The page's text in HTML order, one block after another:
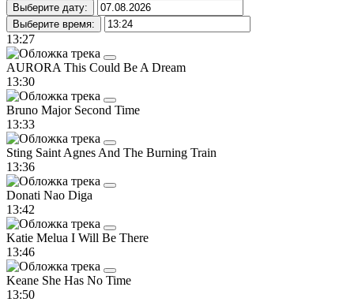
Выберите дату:
Выберите время:
13:27
AURORA This Could Be A Dream
13:30
Bruno Major Second Time
13:33
Sting Saint Agnes And The Burning Train
13:36
Donati Nao Diga
13:42
Katie Melua I Will Be There
13:46
Keane She Has No Time
13:50